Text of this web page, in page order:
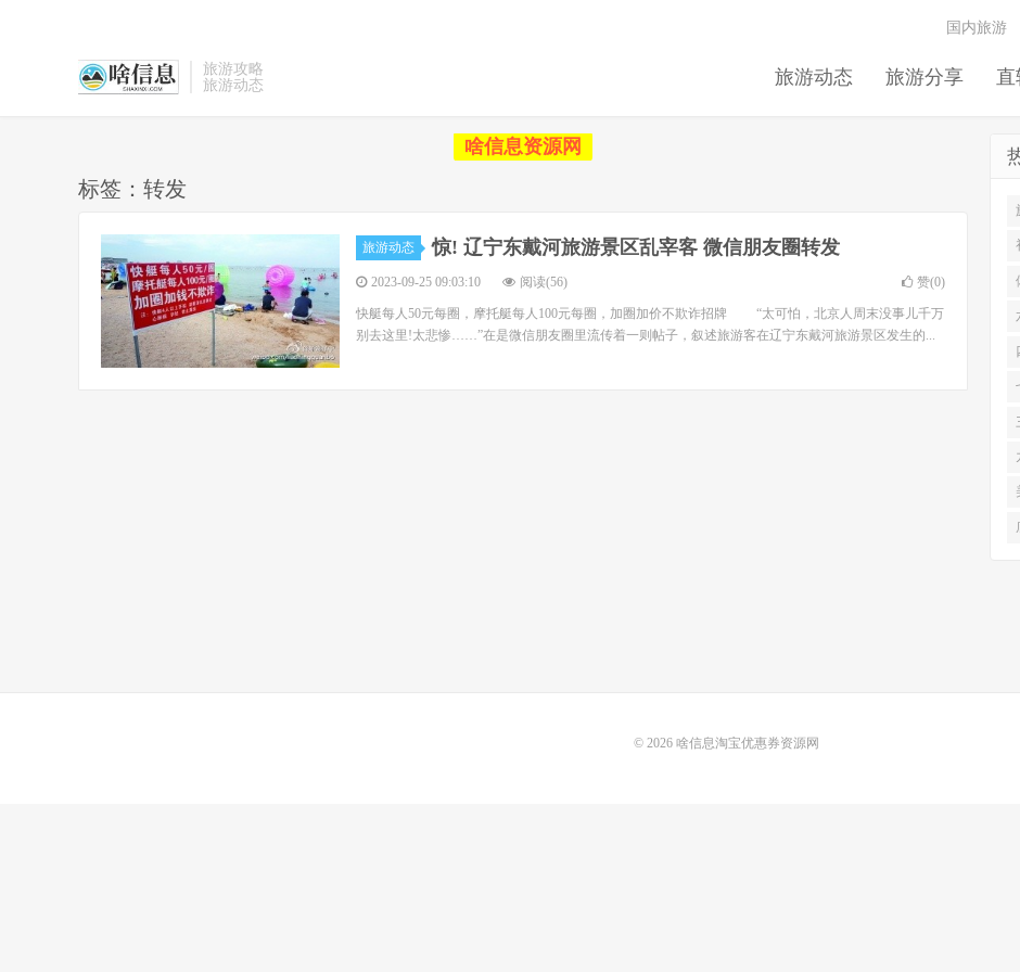
旅游攻略
旅游动态
旅游动态 旅游分享
国内旅游
啥信息资源网
标签：转发
旅游动态 惊! 辽宁东戴河旅游景区乱宰客 微信朋友圈转发
2023-09-25 09:03:10 阅读(56) 赞(0)
快艇每人50元每圈，摩托艇每人100元每圈，加圈加价不欺诈招牌 “太可怕，北京人周末没事儿千万
别去这里!太悲惨……”在是微信朋友圈里流传着一则帖子，叙述旅游客在辽宁东戴河旅游景区发生的...
© 2026 啥信息淘宝优惠券资源网